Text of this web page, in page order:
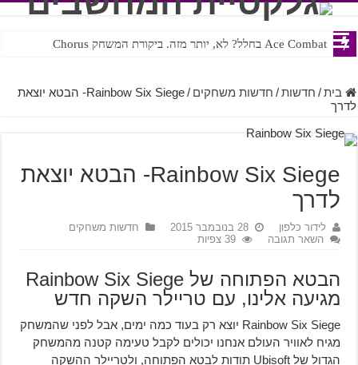
Ace Combat בחלל? לא, יותר מזה. ביקורת המשחק Chorus
Steven Universe והשירים שתורגמו בצורה נוראית לעברית
בית / חדשות / חדשות משחקים /
Rainbow Six Siege- הבטא יוצאת
לדרך
Rainbow Six Siege- הבטא יוצאת
לדרך
לידור כלפון 28 בנובמבר 2015
חדשות משחקים
השאר תגובה
39 צפיות
הבטא הפתוחה של Rainbow Six Siege
מגיעה אלינו, עם טריילר השקה חדש
Rainbow Six Siege יוצא רק בעוד כמה ימים, אבל לפני שהמשחק
מגיח לאוויר העולם אנחנו יכולים לקבל טעימה קטנה מהמשחק
הגדול של Ubisoft תודות לבטא הפתוחה, ולטריילר ההשקה